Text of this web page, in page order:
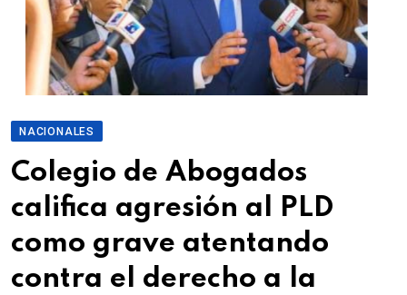
NACIONALES
Colegio de Abogados
califica agresión al PLD
como grave atentando
contra el derecho a la